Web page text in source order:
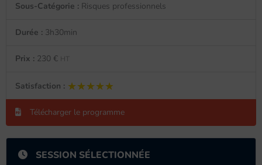
Sous-Catégorie : Risques professionnels
Durée : 3h30min
Prix : 230 € HT
Satisfaction : ★★★★★
★★★★★
Télécharger le programme
SESSION SÉLECTIONNÉE